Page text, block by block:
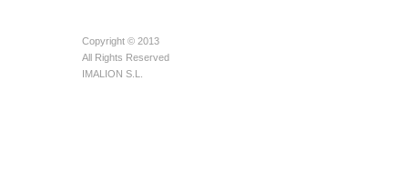
Copyright © 2013
All Rights Reserved
IMALION S.L.